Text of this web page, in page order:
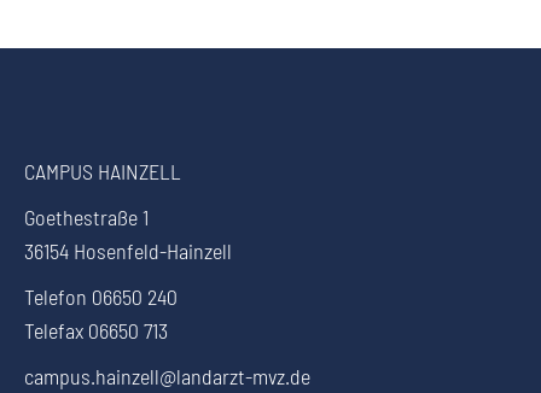
CAMPUS HAINZELL
Goethestraße 1
36154 Hosenfeld-Hainzell
Telefon 06650 240
Telefax 06650 713
campus.hainzell@landarzt-mvz.de